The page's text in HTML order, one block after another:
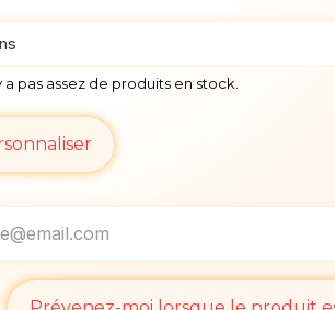
a pas assez de produits en stock.